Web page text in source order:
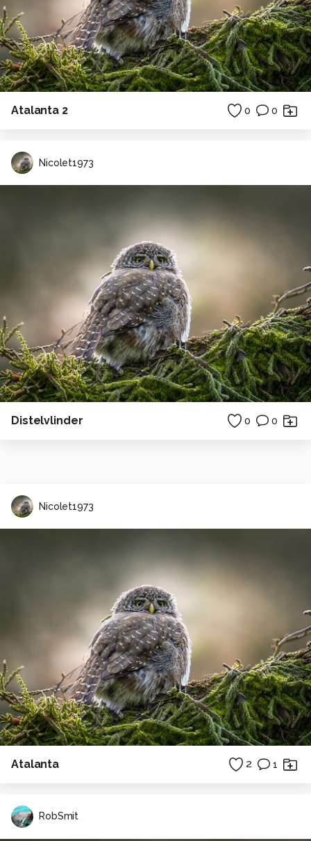
Atalanta 2 0 0
Nicolet1973
Distelvlinder 0 0
Nicolet1973
Atalanta 2 1
RobSmit